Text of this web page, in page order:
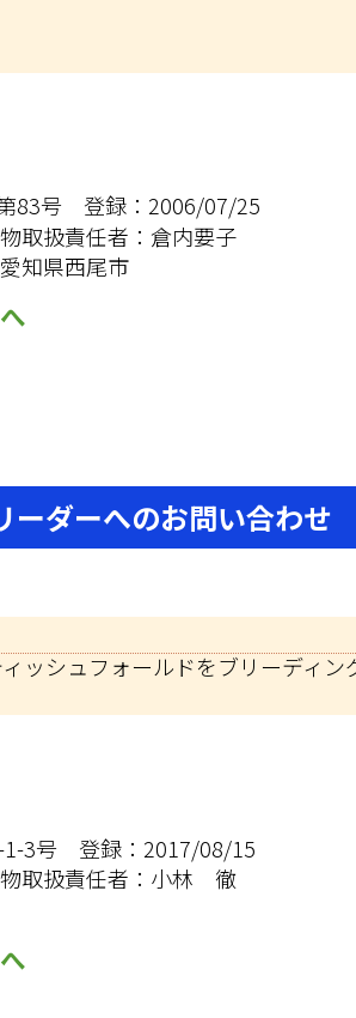
83号 登録： 2006/07/25
取扱責任者： 倉内要子
知県西尾市
ーダーへのお問い合わせ
ッシュフォールドをブリーディン
3号 登録： 2017/08/15
取扱責任者： 小林 徹